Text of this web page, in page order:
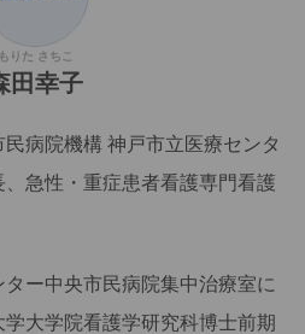
もりた さちこ
田幸子
病院機構 神戸市立医療センタ
急性・重症患者看護専門看護
ー中央市民病院集中治療室に
大学院看護学研究科博士前期